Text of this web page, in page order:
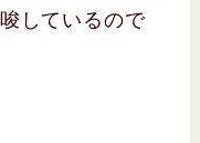
しているので